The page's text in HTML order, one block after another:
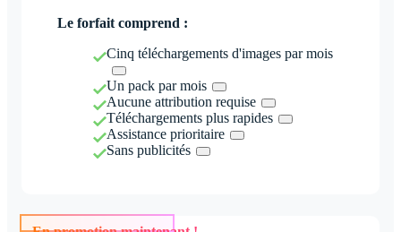
Le forfait comprend :
Cinq téléchargements d'images par mois
Un pack par mois
Aucune attribution requise
Téléchargements plus rapides
Assistance prioritaire
Sans publicités
En promotion maintenant !